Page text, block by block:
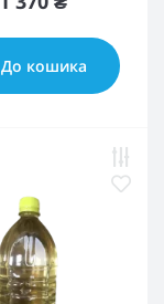
До кошика